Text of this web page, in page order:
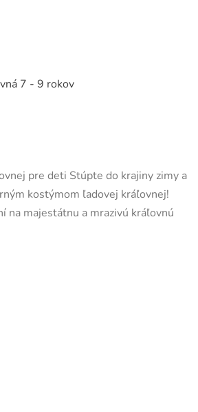
7 - 9 rokov
pre deti Stúpte do krajiny zimy a
kostýmom ľadovej kráľovnej!
na majestátnu a mrazivú kráľovnú